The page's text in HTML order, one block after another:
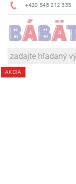
+420 548 212 335
AKCIA